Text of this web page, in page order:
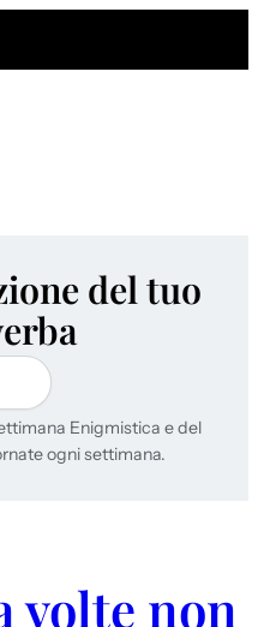
del tuo
Enigmistica e del
ogni settimana.
volte non